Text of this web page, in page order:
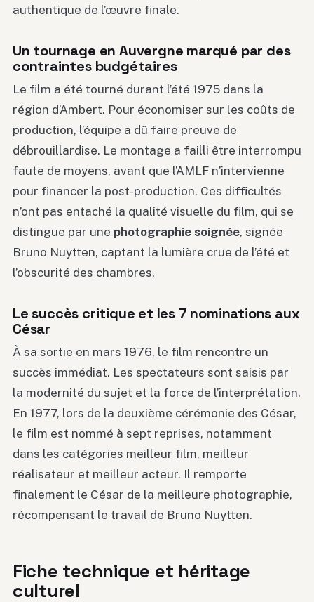
authentique de l’œuvre finale.
Un tournage en Auvergne marqué par des
contraintes budgétaires
Le film a été tourné durant l’été 1975 dans la
région d’Ambert. Pour économiser sur les coûts de
production, l’équipe a dû faire preuve de
débrouillardise. Le montage a failli être interrompu
faute de moyens, avant que l’AMLF n’intervienne
pour financer la post-production. Ces difficultés
n’ont pas entaché la qualité visuelle du film, qui se
distingue par une photographie soignée, signée
Bruno Nuytten, captant la lumière crue de l’été et
l’obscurité des chambres.
Le succès critique et les 7 nominations aux
César
À sa sortie en mars 1976, le film rencontre un
succès immédiat. Les spectateurs sont saisis par
la modernité du sujet et la force de l’interprétation.
En 1977, lors de la deuxième cérémonie des César,
le film est nommé à sept reprises, notamment
dans les catégories meilleur film, meilleur
réalisateur et meilleur acteur. Il remporte
finalement le César de la meilleure photographie,
récompensant le travail de Bruno Nuytten.
Fiche technique et héritage
culturel